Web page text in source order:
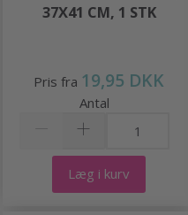
37X41 CM, 1 STK
Pris fra 19,95 DKK
Antal
Læg i kurv